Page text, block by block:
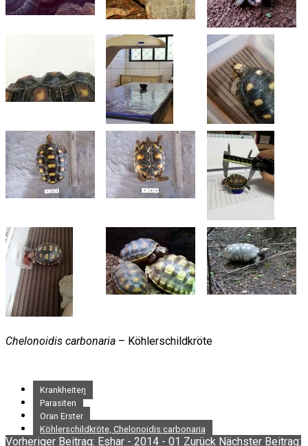
Chelonoidis carbonaria – Köhlerschildkröte
Krankheiten
Parasiten
Oran Erster
Köhlerschildkröte, Chelonoidis carbonaria
Vorheriger Beitrag: Eshar - 2014 - 01 Zurück Nächster Beitrag: